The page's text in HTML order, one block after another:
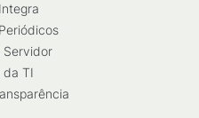
Servidor
da TI